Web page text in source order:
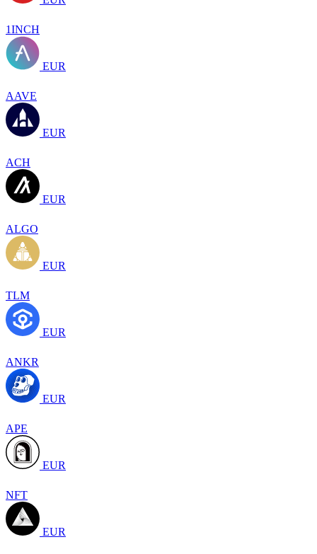
1INCH
EUR
AAVE
EUR
ACH
EUR
ALGO
EUR
TLM
EUR
ANKR
EUR
APE
EUR
NFT
EUR